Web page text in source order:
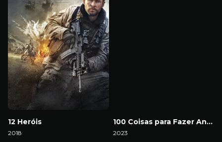
12 Heróis
2018
100 Coisas para Fazer Antes de Virar Zumbi
2023